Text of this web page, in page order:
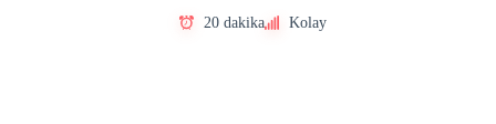
20 dakika Kolay